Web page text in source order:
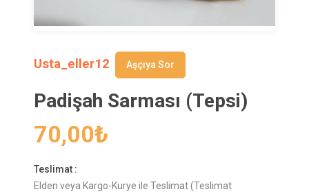
Usta_eller12 Aşçıya Sor
Padişah Sarması (Tepsi)
70,00₺
Teslimat :
Elden veya Kargo-Kurye ile Teslimat (Teslimat